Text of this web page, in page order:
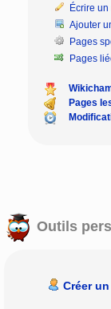
Écrire
Ajouter
Pages
Pages
Pages
Outils
Créer